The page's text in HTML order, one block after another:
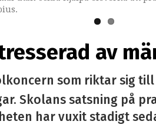
av
som riktar sig
Skolans satsning på
har vuxit stadigt